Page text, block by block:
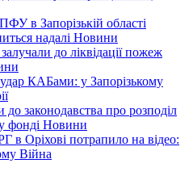
в Запорізькій області
надалі Новини
до ліквідації пожеж
КАБами: у Запорізькому
до законодавства про розподіл
фонді Новини
в Оріхові потрапило на відео:
Війна